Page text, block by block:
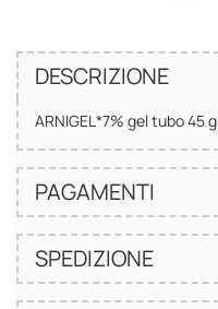
DESCRIZIONE
ARNIGEL*7% gel tubo 45 g
PAGAMENTI
SPEDIZIONE